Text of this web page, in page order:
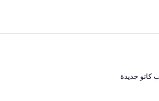
كاتو جديدة